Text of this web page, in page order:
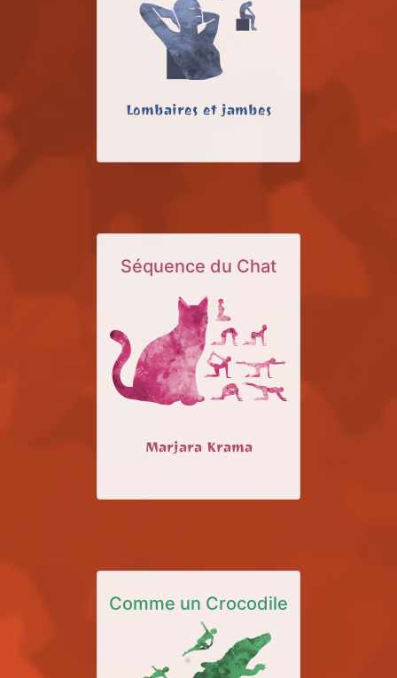
Lombaires et jambes
Séquence du Chat
Marjara Krama
Comme un Crocodile